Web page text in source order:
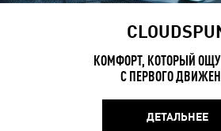
КОМФОРТ, КОТОРЫЙ
С ПЕРВОГО
ДЕТАЛЬНЕЕ